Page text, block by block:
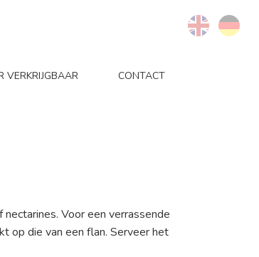
VERKRIJGBAAR CONTACT
Voor een verrassende
op die van een flan. Serveer het